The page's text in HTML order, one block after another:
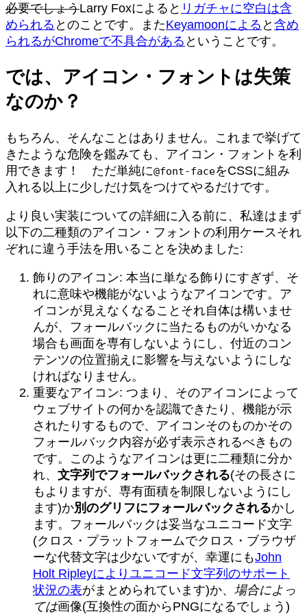
必要でしょうLarry Foxによると リガチャに空白は含
められる とのことです。またKeyamoonによる と 含め
られるがChromeで不具合がある ということです。
では、アイコン・フォントは失策
なのか？
もちろん、そんなことはありません。これまで挙げて
きたような危険を鑑みても、アイコン・フォントを利
用できます！ ただ単純に@font-faceをCSSに組み
入れる以上に少しだけ気をつけてやるだけです。
より良い実装についての詳細に入る前に、私達はまず
以下の二種類のアイコン・フォントの利用ケースそれ
ぞれに違う手法を用いることを決めました:
飾りのアイコン: 本当に単なる飾りにすぎず、そ
れに意味や機能がないようなアイコンです。ア
イコンが見えなくなることそれ自体は構いませ
んが、フォールバックに当たるものがいかなる
場合も画面を専有しないようにし、付近のコン
テンツの位置揃えに影響を与えないようにしな
ければなりません。
重要なアイコン: つまり、そのアイコンによって
ウェブサイトの何かを認識できたり、機能が示
されたりするもので、アイコンそのものかその
フォールバック内容が必ず表示されるべきもの
です。このようなアイコンは更に二種類に分か
れ、 文字列でフォールバックされる(その長さに
もよりますが、専有面積を制限しないようにし
ます)か別のグリフにフォールバックされるかし
ます。フォールバックは妥当なユニコード文字
(クロス・プラットフォームでクロス・ブラウザ
ーな代替文字は少ないですが、幸運にもJohn
Holt Ripleyによりユニコード文字列のサポート
状況の表がまとめられています)か、 場合によっ
ては画像(互換性の面からPNGになるでしょう)